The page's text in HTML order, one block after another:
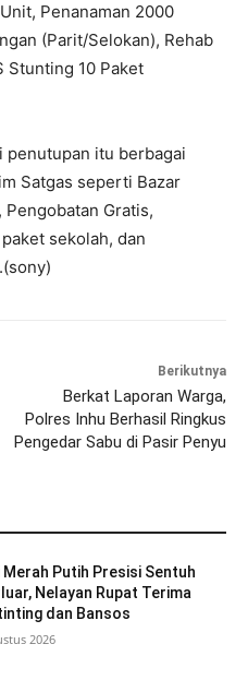
Penanaman 2000
(Parit/Selokan), Rehab
Stunting 10 Paket
penutupan itu berbagai
Satgas seperti Bazar
Pengobatan Gratis,
sekolah, dan
Berikutnya
Berkat Laporan Warga,
Polres Inhu Berhasil Ringkus
Pengedar Sabu di Pasir Penyu
Merah Putih Presisi Sentuh
Nelayan Rupat Terima
dan Bansos
2026